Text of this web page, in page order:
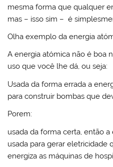
mesma forma que qualquer
mas – isso sim – é
Olha exemplo da energia
A energia atómica não é boa
uso que você lhe dá, ou seja:
Usada da forma errada a
para construir bombas que
Porem:
usada da forma certa, então
usada para gerar eletricidade
energiza as máquinas de